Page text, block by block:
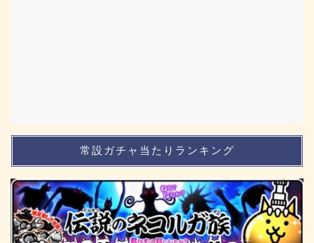
常設ガチャ当たりランキング